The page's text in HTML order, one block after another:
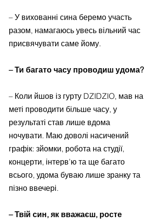
– У вихованні сина беремо участь
разом, намагаюсь увесь вільний час
присвячувати саме йому.
– Ти багато часу проводиш удома?
– Коли йшов із гурту DZIDZIO, мав на
меті проводити більше часу, у
результаті став лише вдома
ночувати. Маю доволі насичений
графік: зйомки, робота на студії,
концерти, інтерв’ю та ще багато
всього, удома буваю лише зранку та
пізно ввечері.
– Твій син, як вважаєш, росте